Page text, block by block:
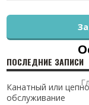
ПОСЛЕДНИЕ ЗАПИСИ
Канатный или
обслуживание